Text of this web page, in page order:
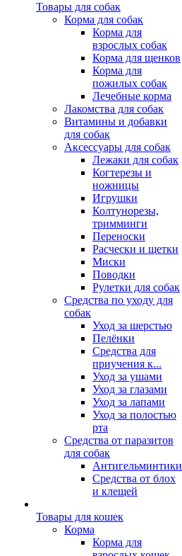
Товары для собак
Корма для собак
Корма для
взрослых собак
Корма для щенков
Корма для
пожилых собак
Лечебные корма
Лакомства для собак
Витамины и добавки
для собак
Аксессуары для собак
Лежаки для собак
Когтерезы и
ножницы
Игрушки
Колтунорезы,
тримминги
Переноски
Расчески и щетки
Миски
Поводки
Рулетки для собак
Средства по уходу для
собак
Уход за шерстью
Пелёнки
Средства для
приучения к...
Уход за ушами
Уход за глазами
Уход за лапами
Уход за полостью
рта
Средства от паразитов
для собак
Антигельминтики
Средства от блох
и клещей
Товары для кошек
Корма
Корма для